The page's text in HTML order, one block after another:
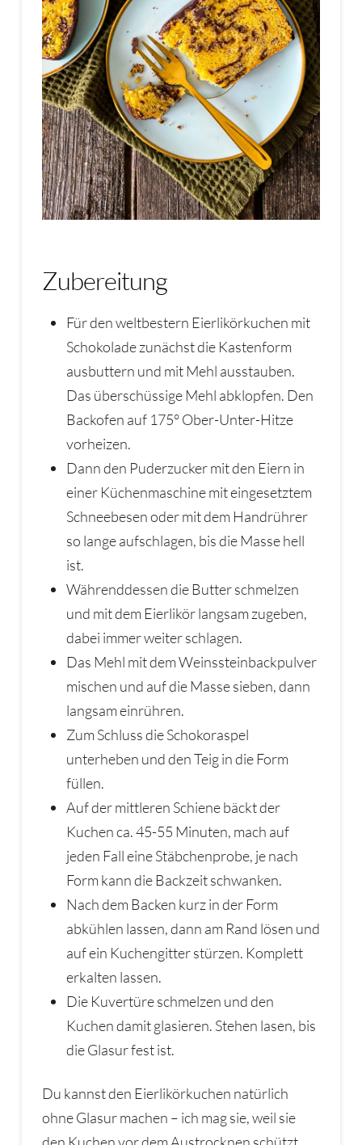
Zubereitung
Für den weltbestern Eierlikörkuchen mit
Schokolade zunächst die Kastenform
ausbuttern und mit Mehl ausstauben.
Das überschüssige Mehl abklopfen. Den
Backofen auf 175° Ober-Unter-Hitze
vorheizen.
Dann den Puderzucker mit den Eiern in
einer Küchenmaschine mit eingesetztem
Schneebesen oder mit dem Handrührer
so lange aufschlagen, bis die Masse hell
ist.
Währenddessen die Butter schmelzen
und mit dem Eierlikör langsam zugeben,
dabei immer weiter schlagen.
Das Mehl mit dem Weinssteinbackpulver
mischen und auf die Masse sieben, dann
langsam einrühren.
Zum Schluss die Schokoraspel
unterheben und den Teig in die Form
füllen.
Auf der mittleren Schiene bäckt der
Kuchen ca. 45-55 Minuten, mach auf
jeden Fall eine Stäbchenprobe, je nach
Form kann die Backzeit schwanken.
Nach dem Backen kurz in der Form
abkühlen lassen, dann am Rand lösen und
auf ein Kuchengitter stürzen. Komplett
erkalten lassen.
Die Kuvertüre schmelzen und den
Kuchen damit glasieren. Stehen lasen, bis
die Glasur fest ist.
Du kannst den Eierlikörkuchen natürlich
ohne Glasur machen – ich mag sie, weil sie